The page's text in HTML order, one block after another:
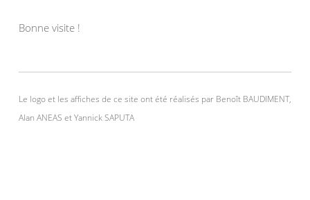
Bonne visite !
Le logo et les affiches de ce site ont été réalisés par Benoît BAUDIMENT,
Alan ANEAS et Yannick SAPUTA